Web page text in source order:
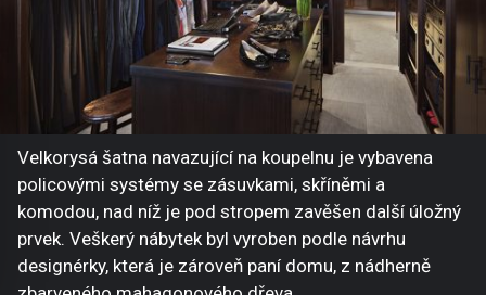
Velkorysá šatna navazující na koupelnu je vybavena
policovými systémy se zásuvkami, skříněmi a
komodou, nad níž je pod stropem zavěšen další úložný
prvek. Veškerý nábytek byl vyroben podle návrhu
designérky, která je zároveň paní domu, z nádherně